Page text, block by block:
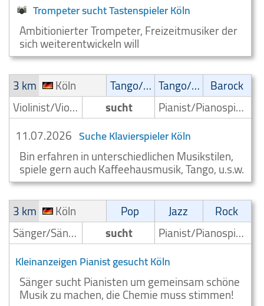
Trompeter sucht Tastenspieler Köln
Ambitionierter Trompeter, Freizeitmusiker der
sich weiterentwickeln will
3 km
Köln Tango/Samba Tango/Samba Barock
Violinist/Violinenspieler/Geiger
sucht
Pianist/Pianospieler
11.07.2026 Suche Klavierspieler Köln
Bin erfahren in unterschiedlichen Musikstilen,
spiele gern auch Kaffeehausmusik, Tango, u.s.w.
3 km
Köln Pop Jazz
Rock
Sänger/Sängerin
sucht Pianist/Pianospieler
Kleinanzeigen Pianist gesucht Köln
Sänger sucht Pianisten um gemeinsam schöne
Musik zu machen, die Chemie muss stimmen!